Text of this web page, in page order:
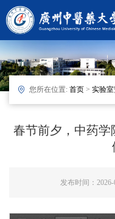
您所在位置: 首页 > 实验
春节前夕，中药学
发布时间：